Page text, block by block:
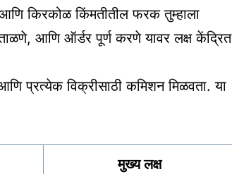
किरकोळ किंमतीतील फरक तुम्हाला
आणि ऑर्डर पूर्ण करणे यावर लक्ष केंद्रित
प्रत्येक विक्रीसाठी कमिशन मिळवता. या
मुख्य लक्ष